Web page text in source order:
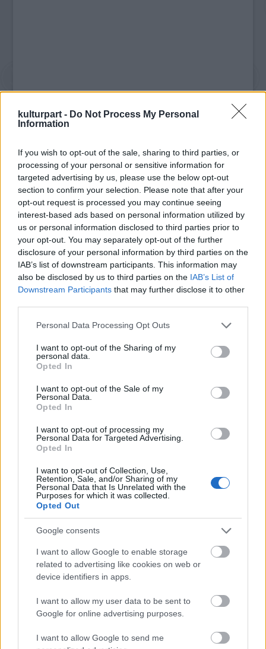
kulturpart - Do Not Process My Personal
Information
If you wish to opt-out of the sale, sharing to third parties, or
processing of your personal or sensitive information for
targeted advertising by us, please use the below opt-out
section to confirm your selection. Please note that after your
opt-out request is processed you may continue seeing
interest-based ads based on personal information utilized by
us or personal information disclosed to third parties prior to
your opt-out. You may separately opt-out of the further
disclosure of your personal information by third parties on the
IAB’s list of downstream participants. This information may
also be disclosed by us to third parties on the IAB’s List of
Downstream Participants that may further disclose it to other
Please note that this website/app uses one or more Google
not limited to your visit or usage behaviour. You may click to
grant or deny consent to Google and its third-party tags to
use your data for below specified purposes in below Google
consent section.
Personal Data Processing Opt Outs
I want to opt-out of the Sharing of my
personal data.
Opted In
I want to opt-out of the Sale of my
Personal Data.
Opted In
I want to opt-out of processing my
Personal Data for Targeted Advertising.
Opted In
I want to opt-out of Collection, Use,
Retention, Sale, and/or Sharing of my
Personal Data that Is Unrelated with the
Purposes for which it was collected.
Opted Out
Google consents
I want to allow Google to enable storage
related to advertising like cookies on web or
device identifiers in apps.
I want to allow my user data to be sent to
Google for online advertising purposes.
I want to allow Google to send me
Zamperini az amerikai hadsereg
hadműveletekben vett részt, és japán
fogságba esett. Szörnyű kínzásokat kellett
elszenvednie, de nem tudták megtörni.
Amikor 1998-ban visszatért Japánba a
naganói téli olimpiai lánggal futva, már
megbocsátás volt a szívében. Legbrutálisabb
kínzójával személyes találkozást
kezdeményezett, ám egykori fogvatartója
visszautasította.
A Universal filmstúdió az 1950-es években
Tony Curtis nagyon szerette volna eljátszani
a hőst. A megfilmesítés azonban 55 évet
váratott magára, Jolie 2012-ben vágott bele a
produkcióba.
AzUnbrokencímű film bemutatóját
karácsonyra tűzte ki a Universal.
Forrás:MTI
Film Angelina Jolie II. Világháború Forgatás
SZEMBE MERSZ NÉZNI AZZAL, AKIVÉ
VÁLHATTÁL VOLNA?